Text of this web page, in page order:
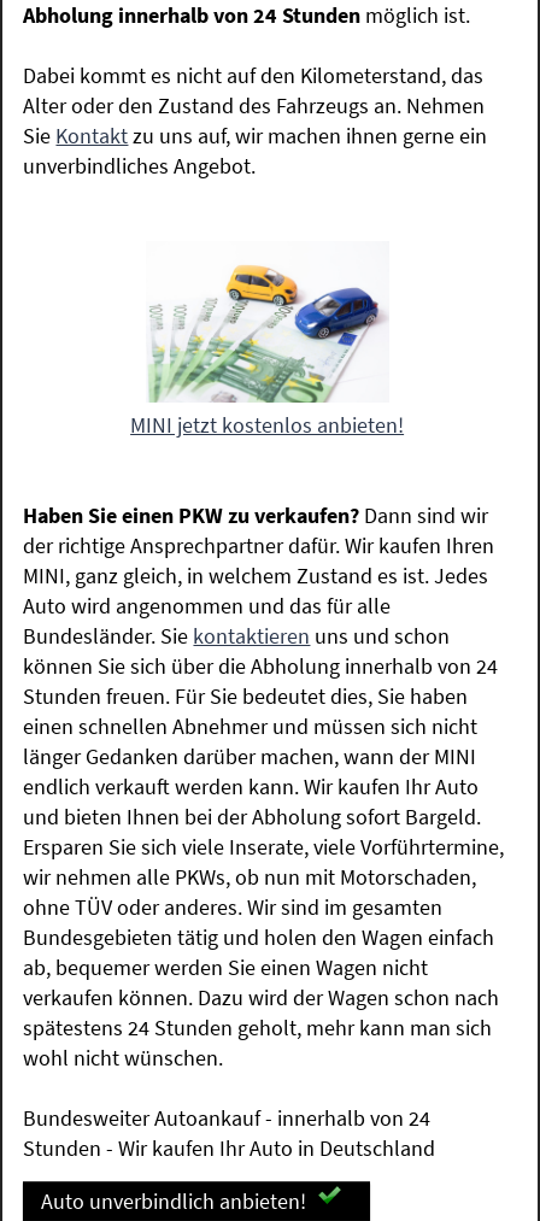
Abholung innerhalb von 24 Stunden möglich ist.
Dabei kommt es nicht auf den Kilometerstand, das
Alter oder den Zustand des Fahrzeugs an. Nehmen
Sie Kontaktzu uns auf, wir machen ihnen gerne ein
unverbindliches Angebot.
MINI jetzt kostenlos anbieten!
Haben Sie einen PKW zu verkaufen? Dann sind wir
der richtige Ansprechpartner dafür. Wir kaufen Ihren
MINI, ganz gleich, in welchem Zustand es ist. Jedes
Auto wird angenommen und das für alle
Bundesländer. Sie kontaktieren uns und schon
können Sie sich über die Abholung innerhalb von 24
Stunden freuen. Für Sie bedeutet dies, Sie haben
einen schnellen Abnehmer und müssen sich nicht
länger Gedanken darüber machen, wann der MINI
endlich verkauft werden kann. Wir kaufen Ihr Auto
und bieten Ihnen bei der Abholung sofort Bargeld.
Ersparen Sie sich viele Inserate, viele Vorführtermine,
wir nehmen alle PKWs, ob nun mit Motorschaden,
ohne TÜV oder anderes. Wir sind im gesamten
Bundesgebieten tätig und holen den Wagen einfach
ab, bequemer werden Sie einen Wagen nicht
verkaufen können. Dazu wird der Wagen schon nach
spätestens 24 Stunden geholt, mehr kann man sich
wohl nicht wünschen.
Bundesweiter Autoankauf - innerhalb von 24
Stunden - Wir kaufen Ihr Auto in Deutschland
Auto unverbindlich anbieten!